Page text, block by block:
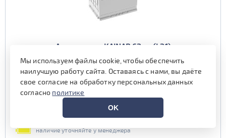
Аккумулятор KAINAR 62 пр (L2.1)
Емкость (Ач)
Пусковой ток (А)
Полярность
наличие уточняйте у менеджера
Мы используем файлы cookie, чтобы обеспечить
наилучшую работу сайта. Оставаясь с нами, вы даёте
свое согласие на обработку персональных данных
согласно политике
OK